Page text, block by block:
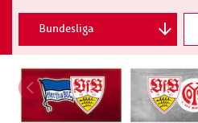
Bundesliga
DFB-Pokal